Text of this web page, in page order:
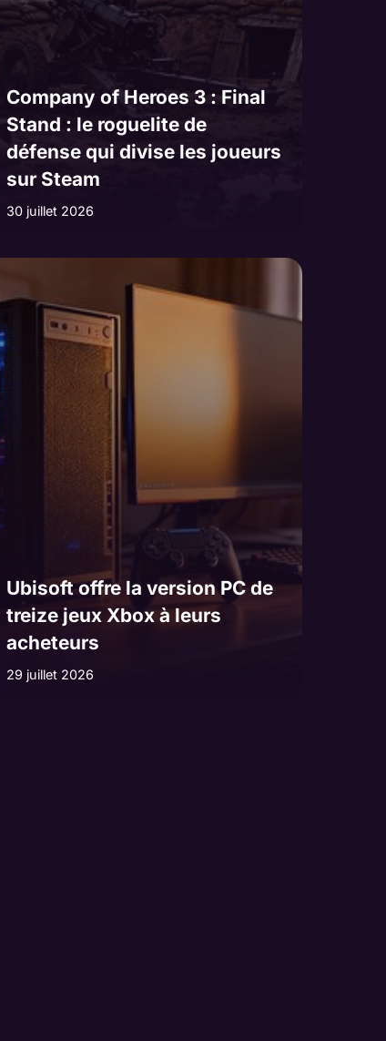
Company of Heroes 3 : Final
Stand : le roguelite de
défense qui divise les joueurs
sur Steam
30 juillet 2026
Ubisoft offre la version PC de
treize jeux Xbox à leurs
acheteurs
29 juillet 2026